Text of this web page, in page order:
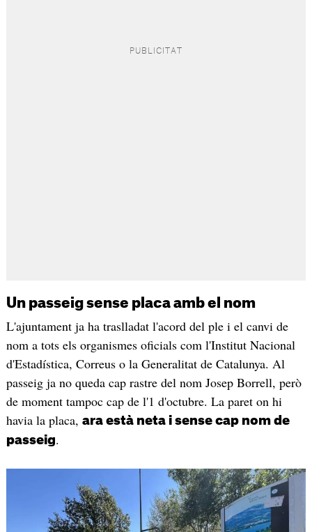
Un passeig sense placa amb el nom
L'ajuntament ja ha traslladat l'acord del ple i el canvi de
nom a tots els organismes oficials com l'Institut Nacional
d'Estadística, Correus o la Generalitat de Catalunya. Al
passeig ja no queda cap rastre del nom Josep Borrell, però
de moment tampoc cap de l'1 d'octubre. La paret on hi
havia la placa, ara està neta i sense cap nom de
passeig.